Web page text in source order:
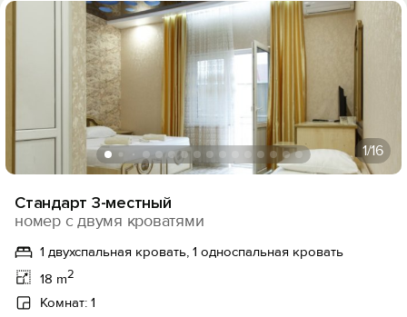
1/16
Стандарт 3-местный
номер с двумя кроватями
1 двухспальная кровать, 1 односпальная кровать
18 m2
Комнат: 1